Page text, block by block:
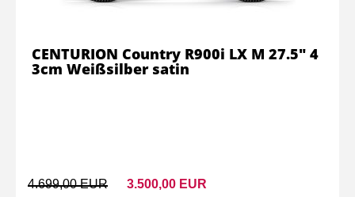
4.699,00 EUR 3.500,00 EUR
CENTURION Country R900i LX M 27.5" 4
3cm Weißsilber satin